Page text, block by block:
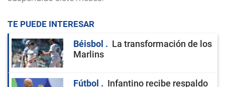
TE PUEDE INTERESAR
Béisbol
La transformación de los
Marlins
Fútbol
Infantino recibe respaldo